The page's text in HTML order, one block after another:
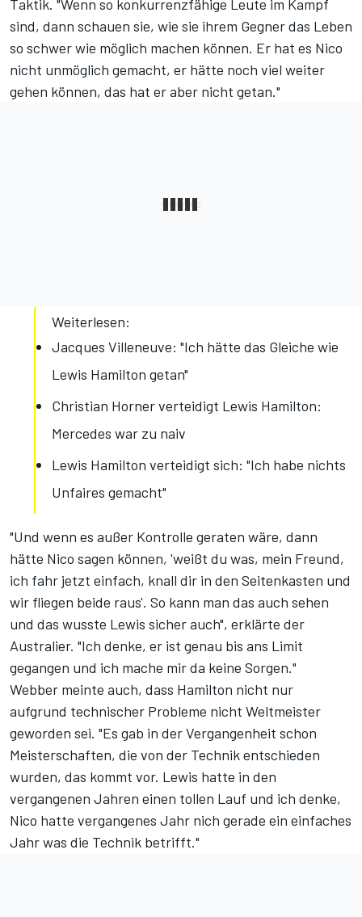
Taktik. "Wenn so konkurrenzfähige Leute im Kampf
sind, dann schauen sie, wie sie ihrem Gegner das Leben
so schwer wie möglich machen können. Er hat es Nico
nicht unmöglich gemacht, er hätte noch viel weiter
gehen können, das hat er aber nicht getan."
Weiterlesen:
Jacques Villeneuve: "Ich hätte das Gleiche wie
Lewis Hamilton getan"
Christian Horner verteidigt Lewis Hamilton:
Mercedes war zu naiv
Lewis Hamilton verteidigt sich: "Ich habe nichts
Unfaires gemacht"
"Und wenn es außer Kontrolle geraten wäre, dann
hätte Nico sagen können, 'weißt du was, mein Freund,
ich fahr jetzt einfach, knall dir in den Seitenkasten und
wir fliegen beide raus'. So kann man das auch sehen
und das wusste Lewis sicher auch", erklärte der
Australier. "Ich denke, er ist genau bis ans Limit
gegangen und ich mache mir da keine Sorgen."
Webber meinte auch, dass Hamilton nicht nur
aufgrund technischer Probleme nicht Weltmeister
geworden sei. "Es gab in der Vergangenheit schon
Meisterschaften, die von der Technik entschieden
wurden, das kommt vor. Lewis hatte in den
vergangenen Jahren einen tollen Lauf und ich denke,
Nico hatte vergangenes Jahr nich gerade ein einfaches
Jahr was die Technik betrifft."